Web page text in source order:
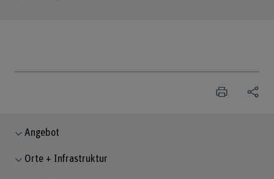
Angebot
Orte + Infrastruktur